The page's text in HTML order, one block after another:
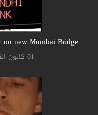
new Mumbai Bridge
01 كانون الثاني 2013, 12:00 ص